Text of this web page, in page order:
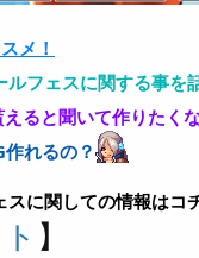
メ！
ルフェスに関する事を
えると聞いて作りたく
作れるの？
に関しての情報はコ
】